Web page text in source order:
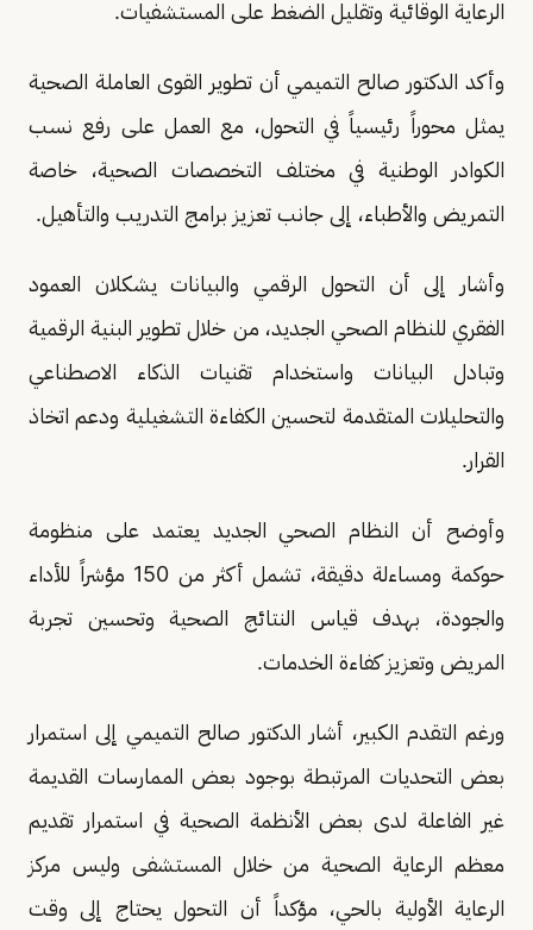
الرعاية الوقائية وتقليل الضغط على المستشفيات.
وأكد الدكتور صالح التميمي أن تطوير القوى العاملة الصحية
يمثل محوراً رئيسياً في التحول، مع العمل على رفع نسب
الكوادر الوطنية في مختلف التخصصات الصحية، خاصة
التمريض والأطباء، إلى جانب تعزيز برامج التدريب والتأهيل.
وأشار إلى أن التحول الرقمي والبيانات يشكلان العمود
الفقري للنظام الصحي الجديد، من خلال تطوير البنية الرقمية
وتبادل البيانات واستخدام تقنيات الذكاء الاصطناعي
والتحليلات المتقدمة لتحسين الكفاءة التشغيلية ودعم اتخاذ
القرار.
وأوضح أن النظام الصحي الجديد يعتمد على منظومة
حوكمة ومساءلة دقيقة، تشمل أكثر من 150 مؤشراً للأداء
والجودة، بهدف قياس النتائج الصحية وتحسين تجربة
المريض وتعزيز كفاءة الخدمات.
ورغم التقدم الكبير، أشار الدكتور صالح التميمي إلى استمرار
بعض التحديات المرتبطة بوجود بعض الممارسات القديمة
غير الفاعلة لدى بعض الأنظمة الصحية في استمرار تقديم
معظم الرعاية الصحية من خلال المستشفى وليس مركز
الرعاية الأولية بالحي، مؤكداً أن التحول يحتاج إلى وقت